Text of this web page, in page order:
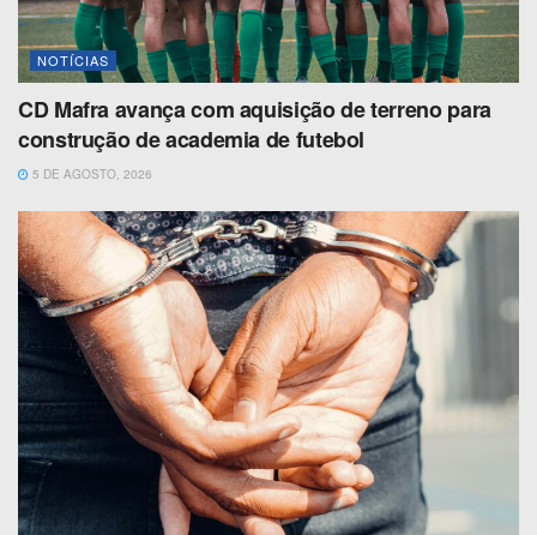
NOTÍCIAS
CD Mafra avança com aquisição de terreno para
construção de academia de futebol
5 DE AGOSTO, 2026